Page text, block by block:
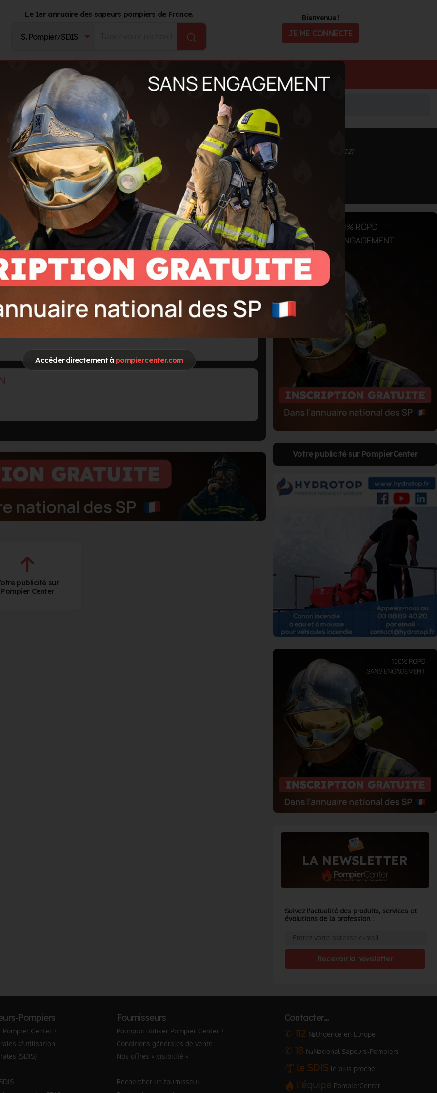
Accéder directement à pompiercenter.com
Le 1er annuaire des sapeurs pompiers de France. Bienvenue !
JE ME CONNECTE
Catalogue Produits Journal d'actualité Offres d'Emploi
Inscrit depuis le 12/09/2020 à 11:27
Informations mises à jour le 25/10/2021 à 11:21
ET EVALUATION
publicité sur
Pompier Center
Votre publicité sur PompierCenter
Suivez l'actualité des produits, services et
évolutions de la profession :
Recevoir la newsletter
Pompiers
Center ?
d'utilisation
(SDIS)
Fournisseurs
Pourquoi utiliser Pompier Center ?
Conditions générales de vente
Nos offres « visibilité »
Rechercher un fournisseur
Contacter…
✆ 112 №Urgence en Europe
✆ 18 №National Sapeurs-Pompiers
le SDIS le plus proche
l'équipe PompierCenter